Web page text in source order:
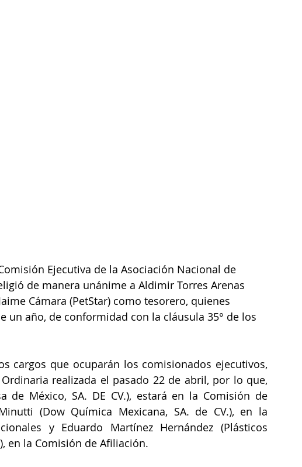
Ejecutiva de la Asociación Nacional de
de manera unánime a Aldimir Torres Arenas
Cámara (PetStar) como tesorero, quienes
un año, de conformidad con la cláusula 35° de los
cargos que ocuparán los comisionados ejecutivos,
realizada el pasado 22 de abril, por lo que,
de México, SA. DE CV.), estará en la Comisión de
(Dow Química Mexicana, SA. de CV.), en la
y Eduardo Martínez Hernández (Plásticos
en la Comisión de Afiliación.